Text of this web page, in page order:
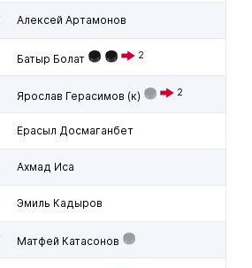
Алексей Артамонов
Батыр Болат 2
Ярослав Герасимов (к) 2
Ерасыл Досмаганбет
Ахмад Иса
Эмиль Кадыров
Матфей Катасонов